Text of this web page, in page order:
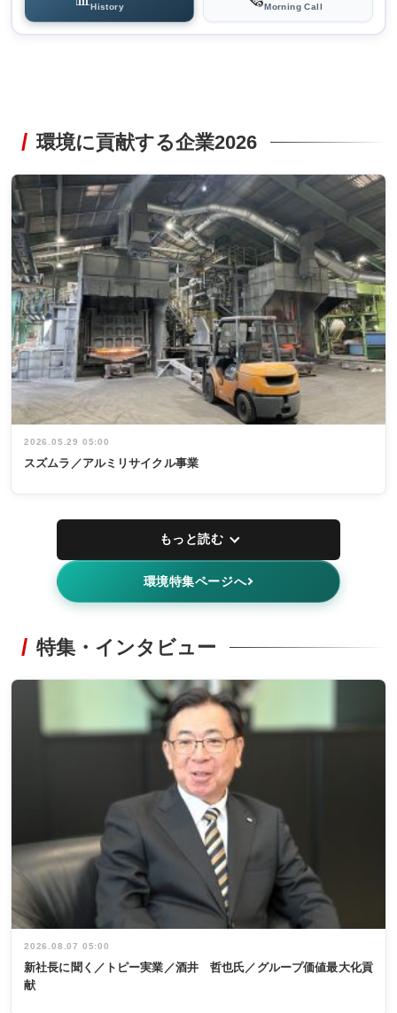
History Morning Call
環境に貢献する企業2026
2026.05.29 05:00
スズムラ／アルミリサイクル事業
もっと読む
環境特集ページへ
特集・インタビュー
2026.08.07 05:00
新社長に聞く／トピー実業／酒井 哲也氏／グループ価値最大化貢
献